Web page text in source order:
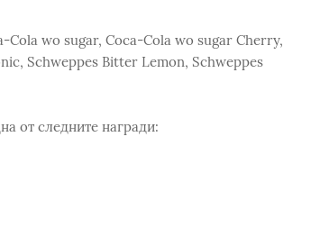
Cola wo sugar, Coca-Cola wo sugar Cherry,
Schweppes Bitter Lemon, Schweppes
от следните награди: